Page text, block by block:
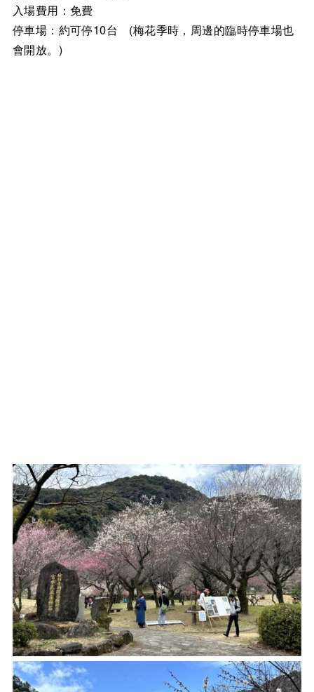
入場費用：免費
停車場：約可停10台 (梅花季時，周邊的臨時停車場也
會開放。)